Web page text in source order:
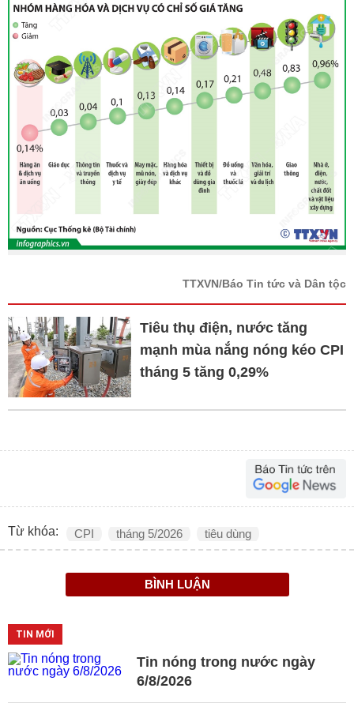
TTXVN/Báo Tin tức và Dân tộc
Tiêu thụ điện, nước tăng
mạnh mùa nắng nóng kéo CPI
tháng 5 tăng 0,29%
Từ khóa: CPI tháng 5/2026 tiêu dùng
BÌNH LUẬN
TIN MỚI
Tin nóng trong nước ngày
6/8/2026